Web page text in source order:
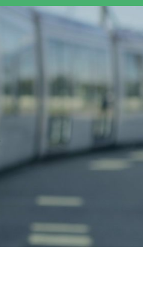
Retour à l'accueil